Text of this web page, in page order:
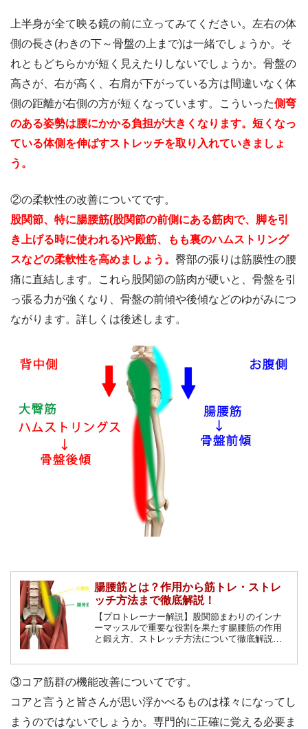
上半身が全て映る鏡の前に立ってみてください。左右の体
側の長さ(わきの下～骨盤の上まで)は一緒でしょうか。そ
れともどちらかが短く見えたりしないでしょうか。骨盤の
高さが、右が高く、右肩が下がっている方は間違いなく体
側の距離が右側の方が短くなっています。こういった側弯
のある姿勢は腰にかかる負担が大きくなります。短くなっ
ている体側を伸ばすストレッチを取り入れていきましょ
う。
②の柔軟性の改善についてです。
股関節、特に腸腰筋(股関節の前側にある筋肉で、脚を引
き上げる時に使われる)や殿筋、もも裏のハムストリング
スなどの柔軟性を高めましょう。 臀部の張りは筋膜性の腰
痛に直結します。これら股関節の筋肉が硬いと、骨盤を引
っ張る力が強くなり、骨盤の前傾や後傾などのゆがみにつ
ながります。詳しくは後述します。
腸腰筋とは？作用から筋トレ・ストレ
ッチ方法まで徹底解説！
【プロトレーナー解説】股関節まわりのインナ
ーマッスルで重要な役割を果たす腸腰筋の作用
と鍛え方、ストレッチ方法について徹底解説し
③コア筋群の機能改善についてです。
コアと言うと皆さんが思い浮かべるものは様々になってし
まうのではないでしょうか。専門的に正確に覚える必要ま